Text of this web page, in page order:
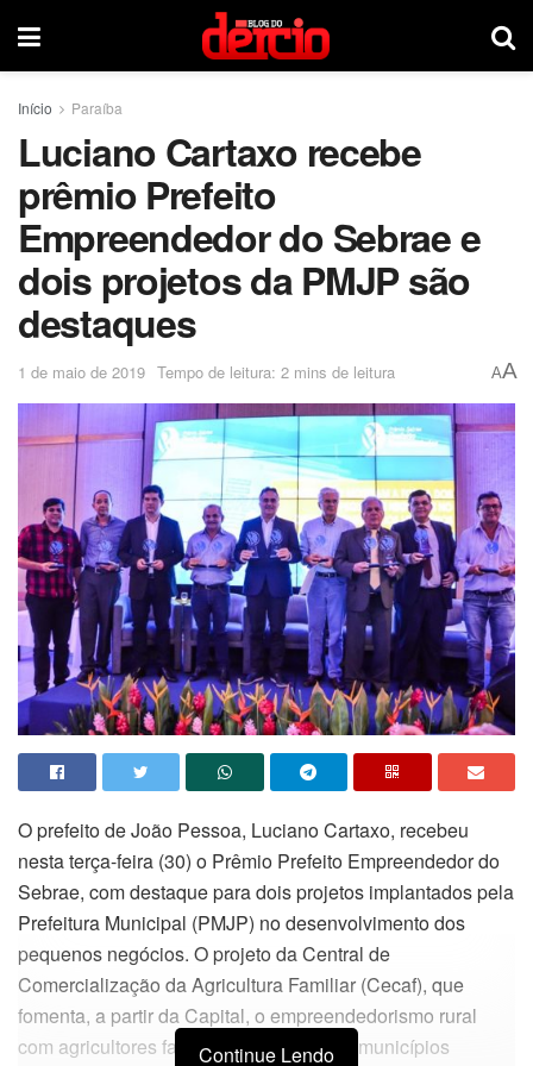
Início Paraíba
Luciano Cartaxo recebe
prêmio Prefeito
Empreendedor do Sebrae e
dois projetos da PMJP são
destaques
1 de maio de 2019 Tempo de leitura: 2 mins de leitura AA
O prefeito de João Pessoa, Luciano Cartaxo, recebeu
nesta terça-feira (30) o Prêmio Prefeito Empreendedor do
Sebrae, com destaque para dois projetos implantados pela
Prefeitura Municipal (PMJP) no desenvolvimento dos
pequenos negócios. O projeto da Central de
Comercialização da Agricultura Familiar (Cecaf), que
fomenta, a partir da Capital, o empreendedorismo rural
com agricultores familiares de outros 26 municípios
Continue Lendo